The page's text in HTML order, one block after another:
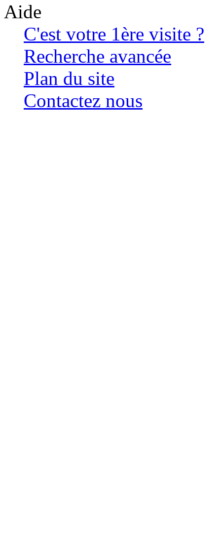
Aide
C'est votre 1ère visite ?
Recherche avancée
Plan du site
Contactez nous